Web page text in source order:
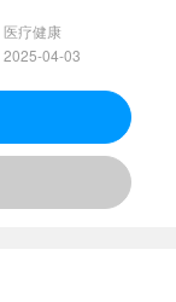
疗健康
2025-04-03